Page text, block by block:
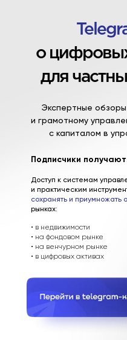
о
для
Экспертные
и грамотному
с капиталом в
Подписчики
• в недвижимости
• на фондовом рынке
• на венчурном рынке
• в цифровых активах
Доступ к системам
и практическим
сохранять и приумножать
рынках: